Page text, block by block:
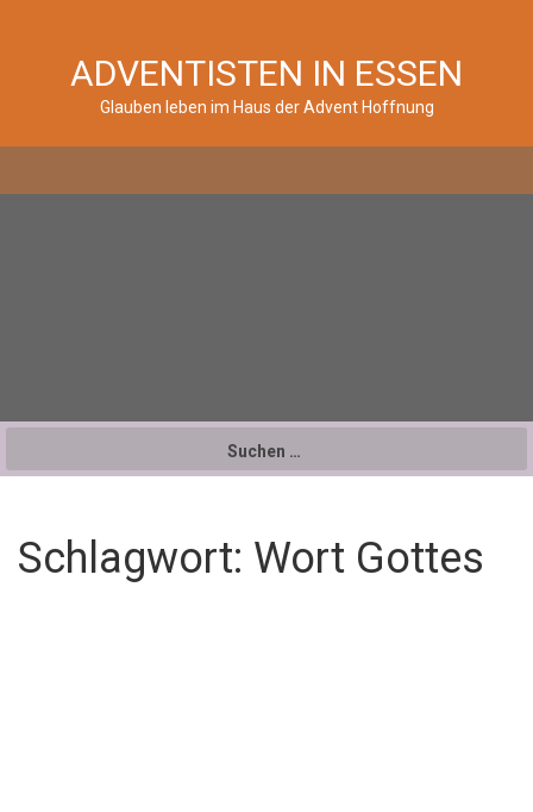
ADVENTISTEN IN ESSEN
Glauben leben im Haus der Advent Hoffnung
Schlagwort: Wort Gottes